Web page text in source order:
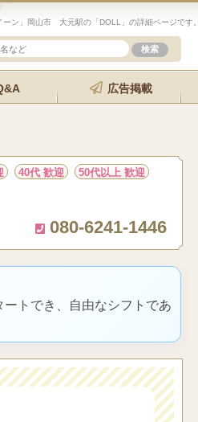
ン」岡山市 大元駅の「DOLL」の詳細ページです。
広告掲載
40代 歓迎 50代以上 歓迎
080-6241-1446
トでき、自由なシフトであ